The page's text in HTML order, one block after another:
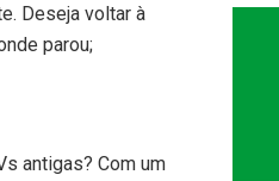
Deseja voltar à
parou;
antigas? Com um